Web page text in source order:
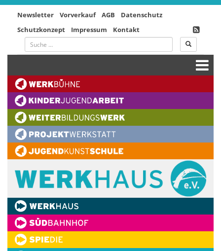
Newsletter Vorverkauf AGB
Datenschutz
Schutzkonzept
Impressum Kontakt